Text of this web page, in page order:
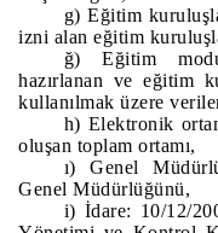
g) Eğitim
izni alan eğitim
ğ) Eğitim
hazırlanan ve eğitim
kullanılmak üzere
h) Elektronik
oluşan toplam ortamı,
ı) Genel
Genel Müdürlüğünü,
i) İdare: 10/12/